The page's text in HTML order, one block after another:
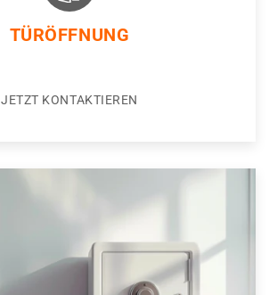
TÜRÖFFNUNG
JETZT KONTAKTIEREN